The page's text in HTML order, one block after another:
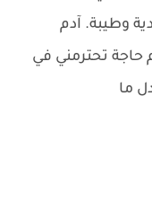
وطيبة. آدم
تحترمني في
ما